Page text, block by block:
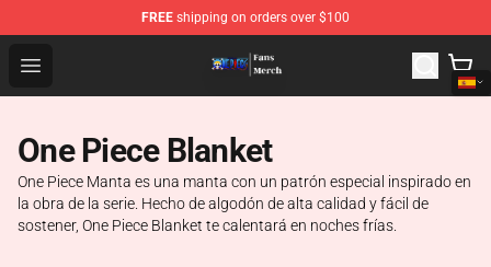
FREE shipping on orders over $100
Open menu
One Piece Store - Official One Piece Merchandise Shop
One Piece Blanket
One Piece Manta es una manta con un patrón especial inspirado en
la obra de la serie. Hecho de algodón de alta calidad y fácil de
sostener, One Piece Blanket te calentará en noches frías.